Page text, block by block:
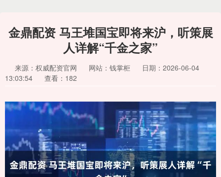
金鼎配资 马王堆国宝即将来沪，听策展
人详解“千金之家”
来源：权威配资官网 网站：钱掌柜
日期：2026-06-04
13:03:54
查看：182